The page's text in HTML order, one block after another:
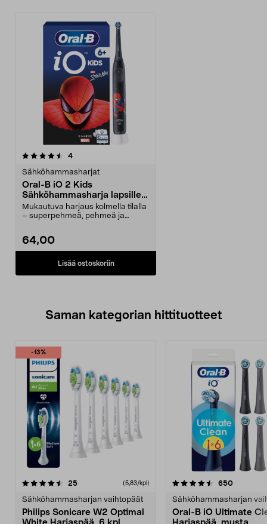
4arvostelut
Sähköhammasharjat
Oral-B iO 2 Kids
Sähköhammasharja lapsille
Spiderman, yli 6-vuotiaille
Mukautuva harjaus kolmella tilalla
– superpehmeä, pehmeä ja
64,00
Lisää ostoskoriin
Saman kategorian hittituotteet
-13%
25arvostelut (5,83/kpl)
Sähköhammasharjan vaihtopäät
Philips Sonicare W2 Optimal
4.5 viidestä
650arvostelut
Sähköhammasharjan
Oral-B iO Ultimate
4.5 viidestä